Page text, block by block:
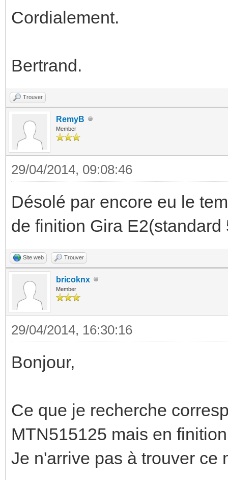
Cordialement.
Bertrand.
Trouver
RemyB
Member
29/04/2014, 09:08:46
Désolé par encore eu le
de finition Gira
Site web Trouver
bricoknx
Member
29/04/2014, 16:30:16
Bonjour,
Ce que je recherche
MTN515125 mais en
Je n'arrive pas à trouver ce